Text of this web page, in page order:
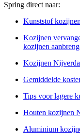
Spring direct naar:
Kunststof
Kozijnen
kozijnen
Kozijnen
Gemiddelde
Tips voor lagere
Houten kozijnen
Aluminium